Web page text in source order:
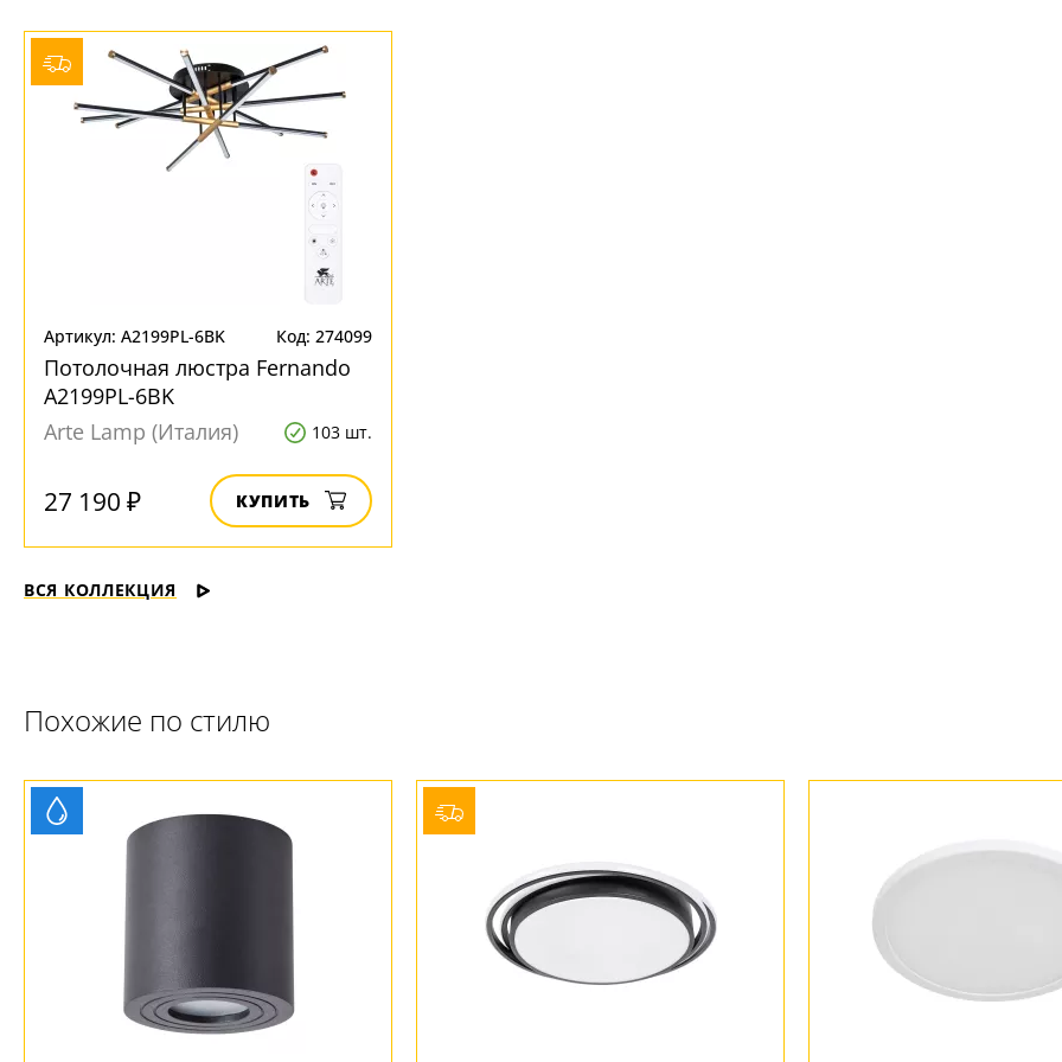
Артикул: A2199PL-6BK Код: 274099
Потолочная люстра Fernando
A2199PL-6BK
Arte Lamp (Италия)
103 шт.
27 190 ₽ КУПИТЬ
ВСЯ КОЛЛЕКЦИЯ
Похожие по стилю